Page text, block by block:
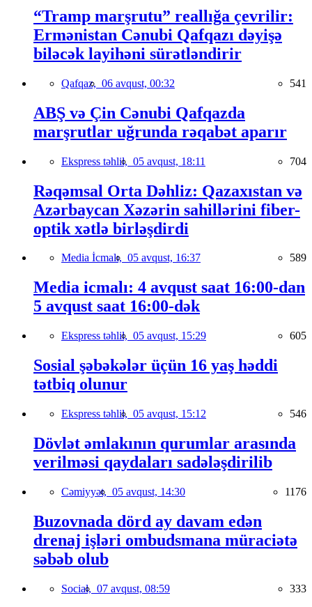
“Tramp marşrutu” reallığa çevrilir:
Ermənistan Cənubi Qafqazı dəyişə
biləcək layihəni sürətləndirir
Qafqaz, 06 avqust, 00:32 541
ABŞ və Çin Cənubi Qafqazda
marşrutlar uğrunda rəqabət aparır
Ekspress təhlil, 05 avqust, 18:11 704
Rəqəmsal Orta Dəhliz: Qazaxıstan və
Azərbaycan Xəzərin sahillərini fiber-
optik xətlə birləşdirdi
Media İcmalı, 05 avqust, 16:37 589
Media icmalı: 4 avqust saat 16:00-dan
5 avqust saat 16:00-dək
Ekspress təhlil, 05 avqust, 15:29 605
Sosial şəbəkələr üçün 16 yaş həddi
tətbiq olunur
Ekspress təhlil, 05 avqust, 15:12 546
Dövlət əmlakının qurumlar arasında
verilməsi qaydaları sadələşdirilib
Cəmiyyət, 05 avqust, 14:30 1176
Buzovnada dörd ay davam edən
drenaj işləri ombudsmana müraciətə
səbəb olub
Social, 07 avqust, 08:59 333